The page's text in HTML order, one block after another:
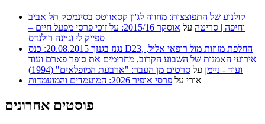
קולנוע של התפוצצות: מחווה לג'ון קסאווטס בסינמטק תל אביב
וחיפה | סריטה על
אוסקר 2015/16: על זוכי פרסי מפעל חיים –
ספייק לי וג׳ינה רולנדס
נגנז בגנזך 20.08.2015: כנס D23, החלפת מזוזות מול רופאי אליל,
אירועי האמנות של השבוע הקרוב, מחרימים את סופר פארם ועוד
ועוד - ניימן על סרטים מן העבר: "ארבעת המופלאים" (1994)
אורי על פרסי אופיר 2026: המועמדים והמועמדות
פוסטים אחרונים